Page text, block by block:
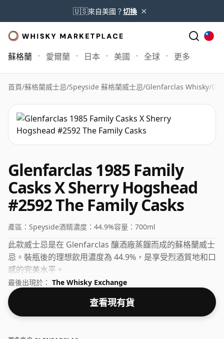
🇺🇸來自美國？切換 ×
蘇格蘭 愛爾蘭 日本 美國 全球 更多
首頁/蘇格蘭威士忌/Speyside 蘇格蘭威士忌/Glenfarclas Whisky/
Glenfarclas 1985 Family
Casks X Sherry Hogshead
#2592 The Family Casks
產區： Speyside酒精濃度： 44.9%容量： 700ml
此款威士忌是在 Glenfarclas 釀酒廠蒸餾而成的蘇格蘭威士
忌。裝瓶後的理想飲用濃度為 44.9%，是享受烈酒質地和口
感的完美水平。
最後出現於： The Whisky Exchange
查看現有貨